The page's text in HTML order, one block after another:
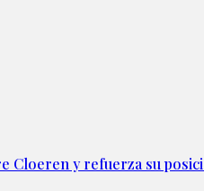
Cloeren y refuerza su